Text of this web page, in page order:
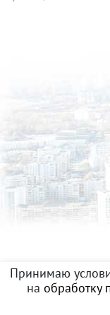
Принимаю
на обработку